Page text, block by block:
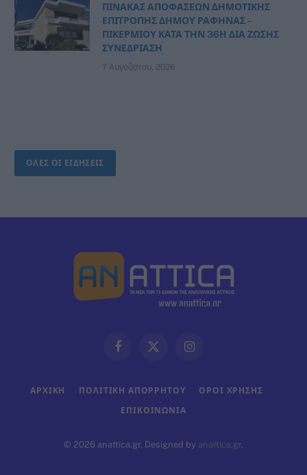
ΠΙΝΑΚΑΣ ΑΠΟΦΑΣΕΩΝ ΔΗΜΟΤΙΚΗΣ
ΕΠΙΤΡΟΠΗΣ ΔΗΜΟΥ ΡΑΦΗΝΑΣ –
ΠΙΚΕΡΜΙΟΥ ΚΑΤΑ ΤΗΝ 36Η ΔΙΑ ΖΩΣΗΣ
ΣΥΝΕΔΡΙΑΣΗ
7 Αυγούστου, 2026
ΟΛΕΣ ΟΙ ΕΙΔΗΣΕΙΣ
FacebookX
Instagram
ΑΡΧΙΚΗ ΠΟΛΙΤΙΚΗ ΑΠΟΡΡΗΤΟΥ ΟΡΟΙ ΧΡΗΣΗΣ
ΕΠΙΚΟΙΝΩΝΊΑ
© 2026 anattica.gr. Designed by anattica.gr.